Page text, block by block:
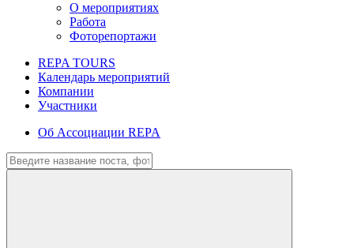
О мероприятиях
Работа
Фоторепортажи
REPA TOURS
Календарь мероприятий
Компании
Участники
Об Ассоциации REPA